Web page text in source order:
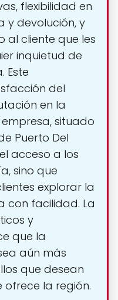
flexibilidad en
y devolución, y
al cliente que les
inquietud de
Este
del
en la
situado
Puerto Del
acceso a los
sino que
explorar la
con facilidad. La
y
que la
aún más
que desean
la región.